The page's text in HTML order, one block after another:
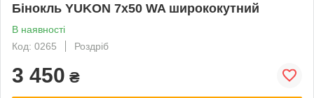
Бінокль YUKON 7x50 WA ширококутний
В наявності
Код: 0265
Роздріб
3 450 ₴